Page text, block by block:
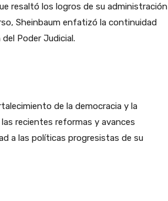
resaltó los logros de su administración
Sheinbaum enfatizó la continuidad
Poder Judicial.
de la democracia y la
recientes reformas y avances
a las políticas progresistas de su